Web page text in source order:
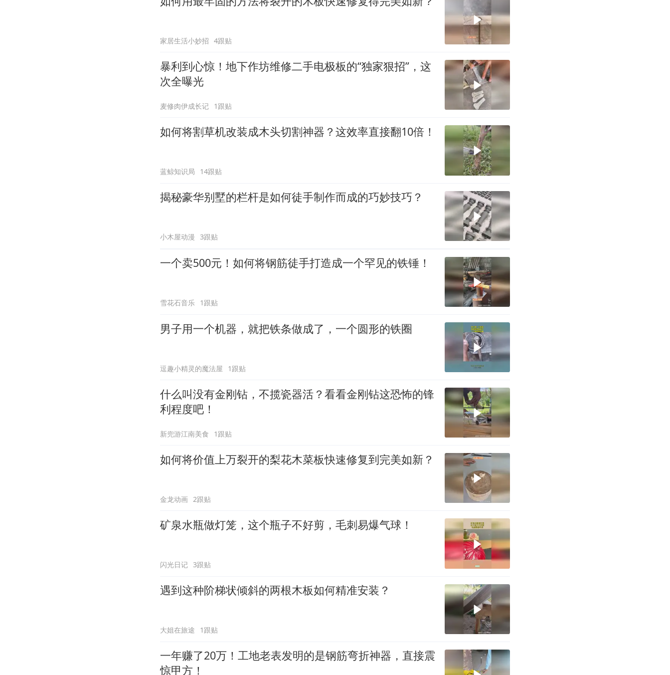
家居生活小妙招 4跟贴
暴利到心惊！地下作坊维修二手电极板的“独家狠招”，这
次全曝光
麦修肉伊成长记 1跟贴
如何将割草机改装成木头切割神器？这效率直接翻10倍！
蓝鲸知识局 14跟贴
揭秘豪华别墅的栏杆是如何徒手制作而成的巧妙技巧？
小木屋动漫 3跟贴
一个卖500元！如何将钢筋徒手打造成一个罕见的铁锤！
雪花石音乐 1跟贴
男子用一个机器，就把铁条做成了，一个圆形的铁圈
逗趣小精灵的魔法屋 1跟贴
什么叫没有金刚钻，不揽瓷器活？看看金刚钻这恐怖的锋
利程度吧！
新兜游江南美食 1跟贴
如何将价值上万裂开的梨花木菜板快速修复到完美如新？
金龙动画 2跟贴
矿泉水瓶做灯笼，这个瓶子不好剪，毛刺易爆气球！
闪光日记 3跟贴
遇到这种阶梯状倾斜的两根木板如何精准安装？
大姐在旅途 1跟贴
一年赚了20万！工地老表发明的是钢筋弯折神器，直接震
惊甲方！